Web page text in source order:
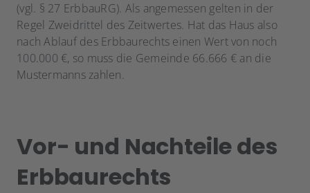
(vgl. § 27 ErbbauRG). Als angemessen gelten in der
Regel Zweidrittel des Zeitwertes. Hat das Haus also
nach Ablauf des Erbbaurechts einen Wert von noch
100.000 €, so muss die Gemeinde 66.666 € an die
Mustermanns zahlen.
Vor- und Nachteile des
Erbbaurechts